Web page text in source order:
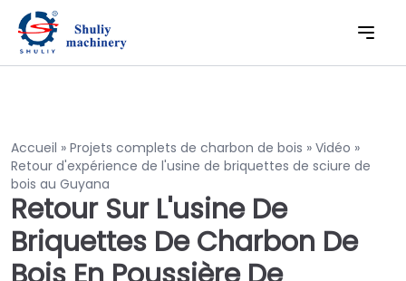
Accueil » Projets complets de charbon de bois » Vidéo »
Retour d'expérience de l'usine de briquettes de sciure de
bois au Guyana
Retour Sur L'usine De
Briquettes De Charbon De